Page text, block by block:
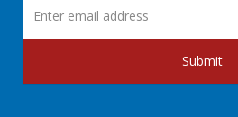
Submit